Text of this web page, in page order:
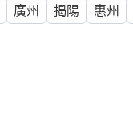
廣州 揭陽 惠州